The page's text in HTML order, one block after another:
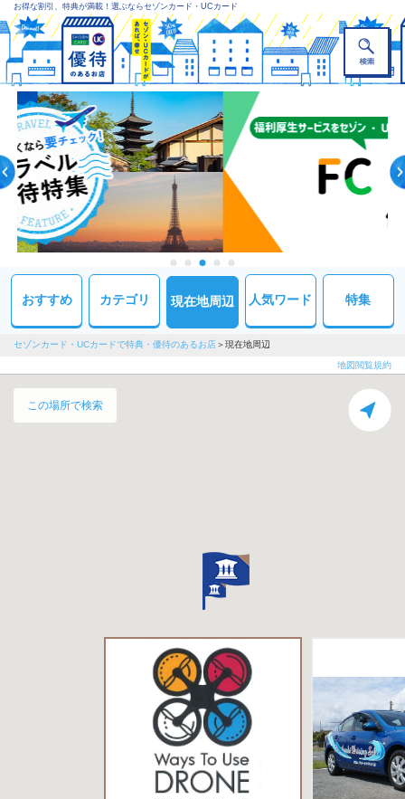
お得な割引、特典が満載！選ぶならセゾンカード・UCカード
おすすめ カテゴリ 現在地周辺 人気ワード 特集
セゾンカード・UCカードで特典・優待のあるお店 現在地周辺
地図閲覧規約
この場所で検索